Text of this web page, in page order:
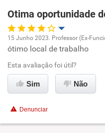
Recomenda a diretoria
Otima oportunidade
Oportunidade de promoção
Ambiente de trabalho
Benefícios
15 Junho 2023. Professor (Ex-
ótimo local de trabalho
Esta avaliação foi útil?
Sim Não
Denunciar